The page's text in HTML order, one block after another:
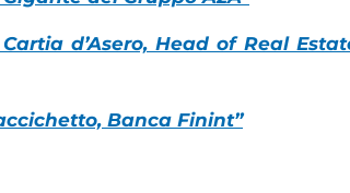
d’Asero, Head of Real
Banca Finint”